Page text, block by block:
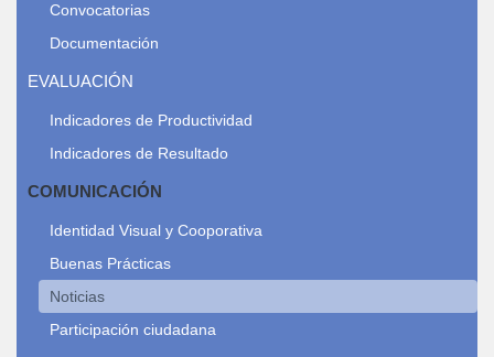
Convocatorias
Documentación
EVALUACIÓN
Indicadores de Productividad
Indicadores de Resultado
COMUNICACIÓN
Identidad Visual y Cooporativa
Buenas Prácticas
Noticias
Participación ciudadana